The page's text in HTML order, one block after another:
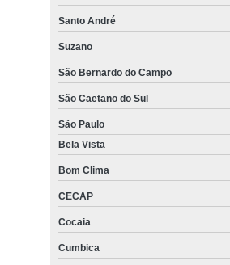
Santo André
Suzano
São Bernardo do Campo
São Caetano do Sul
São Paulo
Bela Vista
Bom Clima
CECAP
Cocaia
Cumbica